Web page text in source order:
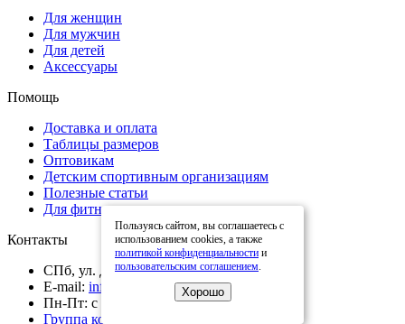
Для женщин
Для мужчин
Для детей
Аксессуары
Помощь
Доставка и оплата
Таблицы размеров
Оптовикам
Детским спортивным организациям
Полезные статьи
Для фитнес тренеров
Контакты
СПб, ул. Домостроительная д.16М
E-mail: info@emdi.ru
Пн-Пт: с 10:00 до 18:00
Группа компаний "Айсберг"
Пользуясь сайтом, вы соглашаетесь с
использованием cookies, а также
политикой конфиденциальности и
пользовательским соглашением.
Хорошо